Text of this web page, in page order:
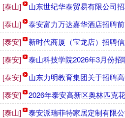
[泰山] 山东世纪华泰贸易有限公司
[泰山] 泰安富力万达嘉华酒店招聘前台
[泰安] 新时代商厦（宝龙店）招聘
[泰安] 泰山科技学院2026年3月份招聘银龄教师
[泰安] 山东力明教育集团关于招聘高中校长及
[泰安] 2026年泰安高新区奥林匹克花园学校初中
[泰山] 泰安派瑞菲特家居定制有限公司